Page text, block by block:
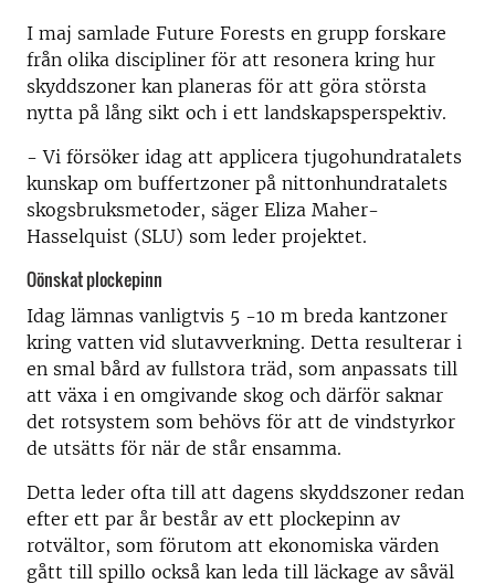
I maj samlade Future Forests en grupp forskare
från olika discipliner för att resonera kring hur
skyddszoner kan planeras för att göra största
nytta på lång sikt och i ett landskapsperspektiv.
- Vi försöker idag att applicera tjugohundratalets
kunskap om buffertzoner på nittonhundratalets
skogsbruksmetoder, säger Eliza Maher-
Hasselquist (SLU) som leder projektet.
Oönskat plockepinn
Idag lämnas vanligtvis 5 -10 m breda kantzoner
kring vatten vid slutavverkning. Detta resulterar i
en smal bård av fullstora träd, som anpassats till
att växa i en omgivande skog och därför saknar
det rotsystem som behövs för att de vindstyrkor
de utsätts för när de står ensamma.
Detta leder ofta till att dagens skyddszoner redan
efter ett par år består av ett plockepinn av
rotvältor, som förutom att ekonomiska värden
gått till spillo också kan leda till läckage av såväl